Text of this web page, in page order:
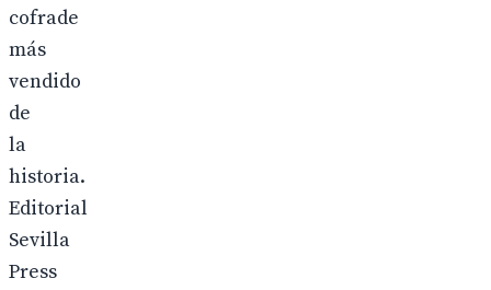
cofrade
más
vendido
de
la
historia.
Editorial
Sevilla
Press